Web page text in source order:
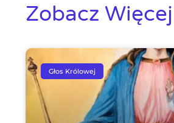
Zobacz Więcej
Głos Królowej